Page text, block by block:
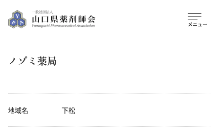
ノゾミ薬局
地域名 下松